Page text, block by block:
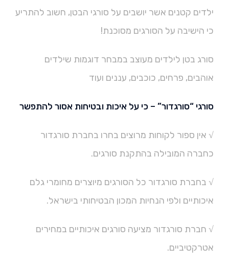
ילדים קטנים אשר יושבים על סורגי הבטן, חשוב להתריע
כי הישיבה על הסורגים מסוכנת!
סורג בטן לילדים מעוצב במבחר דוגמות שילדים
אוהבים, פרחים, כוכבים, עננים ועוד
סורגי “סורגדור” – כי על איכות ובטיחות אסור להתפשר
√ אין ספור לקוחות מרוצים בחרו בחברת סורגדור
כחברה המובילה בהתקנת סורגים.
√ בחברת סורגדור כל הסורגים מיוצרים מחומרי גלם
איכותיים ולפי הנחיות המכון הבטיחותי בישראל.
√ חברת סורגדור מציעה סורגים איכותיים במחירים
אטרקטיביים.